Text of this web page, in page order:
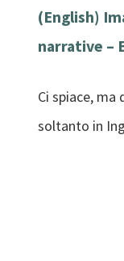
(English)
narrative –
Ci spiace,
soltanto in